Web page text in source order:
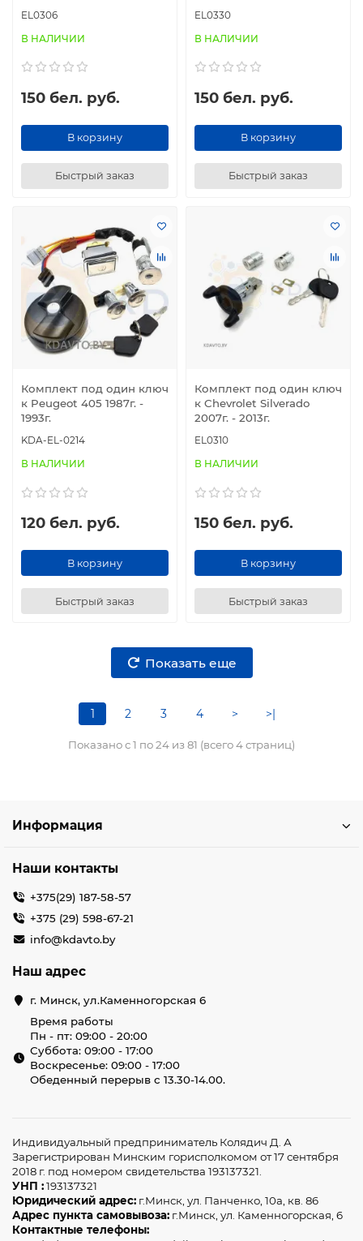
EL0306
В НАЛИЧИИ
150 бел. руб.
В корзину
Быстрый заказ
EL0330
В НАЛИЧИИ
150 бел. руб.
В корзину
Быстрый заказ
Комплект под один ключ
к Peugeot 405 1987г. -
1993г.
KDA-EL-0214
В НАЛИЧИИ
120 бел. руб.
В корзину
Быстрый заказ
Комплект под один ключ
к Chevrolet Silverado
2007г. - 2013г.
EL0310
В НАЛИЧИИ
150 бел. руб.
В корзину
Быстрый заказ
Показать еще
1 2 3 4 > >|
Показано с 1 по 24 из 81 (всего 4 страниц)
Информация
Наши контакты
+375(29) 187-58-57
+375 (29) 598-67-21
info@kdavto.by
Наш адрес
г. Минск, ул.Каменногорская 6
Время работы
Пн - пт: 09:00 - 20:00
Суббота: 09:00 - 17:00
Воскресенье: 09:00 - 17:00
Обеденный перерыв с 13.30-14.00.
Индивидуальный предприниматель Колядич Д. А
Зарегистрирован Минским горисполкомом от 17 сентября
2018 г. под номером свидетельства 193137321.
УНП :193137321
Юридический адрес: г.Минск, ул. Панченко, 10а, кв. 86
Адрес пункта самовывоза: г.Минск, ул. Каменногорская, 6
Контактные телефоны: